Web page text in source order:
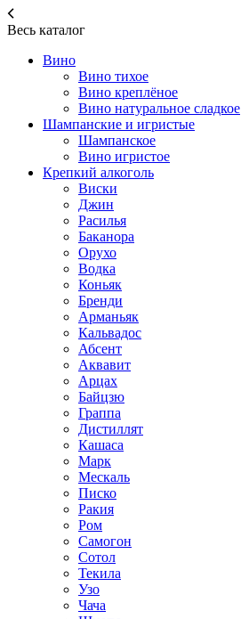
Весь каталог
Вино
Вино тихое
Вино креплёное
Вино натуральное сладкое
Шампанские и игристые
Шампанское
Вино игристое
Крепкий алкоголь
Виски
Джин
Расилья
Баканора
Орухо
Водка
Коньяк
Бренди
Арманьяк
Кальвадос
Абсент
Аквавит
Арцах
Байцзю
Граппа
Дистиллят
Кашаса
Марк
Мескаль
Писко
Ракия
Ром
Самогон
Сотол
Текила
Узо
Чача